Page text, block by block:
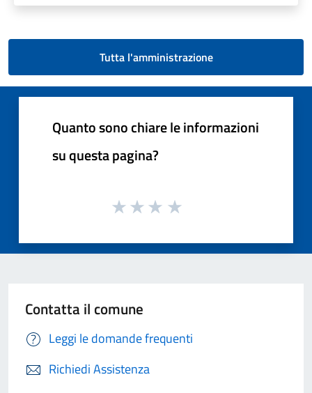
Tutta l'amministrazione
Quanto sono chiare le informazioni
su questa pagina?
Contatta il comune
Leggi le domande frequenti
Richiedi Assistenza